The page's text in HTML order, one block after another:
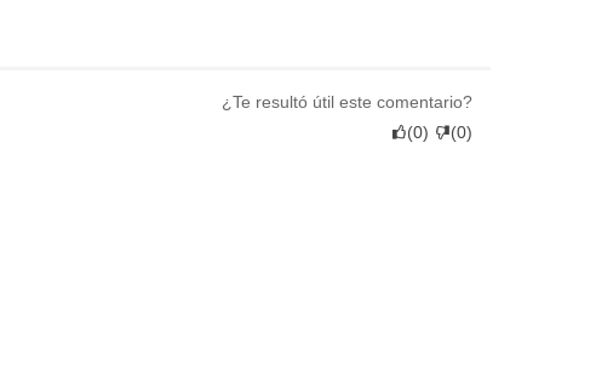
¿Te resultó útil este comentario?
(0) (0)